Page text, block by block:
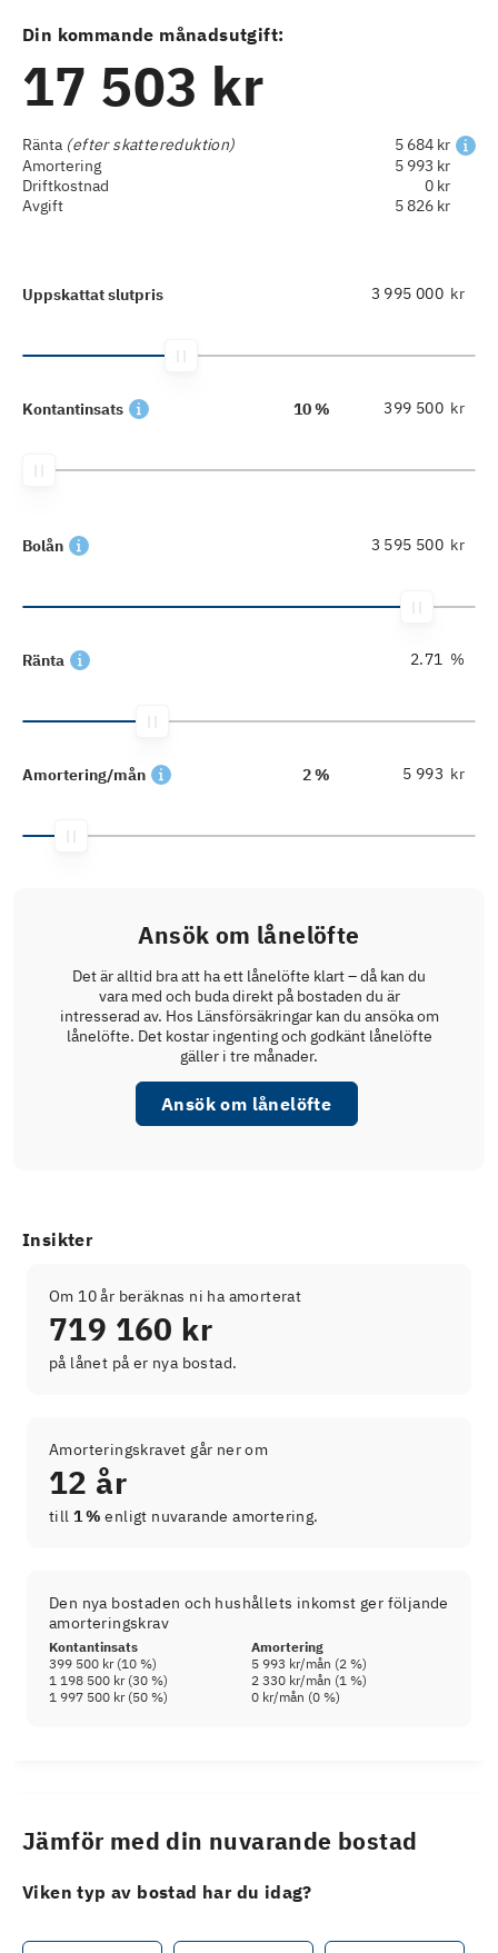
Din kommande månadsutgift:
17 503 kr
Ränta (efter skattereduktion)
5 684 kr
Amortering
5 993 kr
Driftkostnad
0 kr
Avgift
5 826 kr
Uppskattat slutpris kr
Kontantinsats 10 % kr
Bolån kr
Ränta %
Amortering/mån 2 % kr
Ansök om lånelöfte
Det är alltid bra att ha ett lånelöfte klart – då kan du
vara med och buda direkt på bostaden du är
intresserad av. Hos Länsförsäkringar kan du ansöka om
lånelöfte. Det kostar ingenting och godkänt lånelöfte
gäller i tre månader.
Ansök om lånelöfte
Insikter
Om 10 år beräknas ni ha amorterat
719 160 kr
på lånet på er nya bostad.
Amorteringskravet går ner om
12 år
till 1 % enligt nuvarande amortering.
Den nya bostaden och hushållets inkomst ger följande
amorteringskrav
Kontantinsats
Amortering
399 500 kr(10 %) 5 993 kr/mån (2 %)
1 198 500 kr(30 %) 2 330 kr/mån (1 %)
1 997 500 kr(50 %) 0 kr/mån (0 %)
Jämför med din nuvarande bostad
Viken typ av bostad har du idag?